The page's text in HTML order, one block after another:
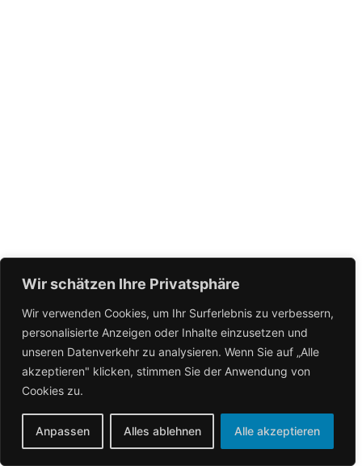
Wir schätzen Ihre Privatsphäre
Wir verwenden Cookies, um Ihr Surferlebnis zu verbessern,
personalisierte Anzeigen oder Inhalte einzusetzen und
unseren Datenverkehr zu analysieren. Wenn Sie auf „Alle
akzeptieren" klicken, stimmen Sie der Anwendung von
Cookies zu.
Anpassen Alles ablehnen Alle akzeptieren